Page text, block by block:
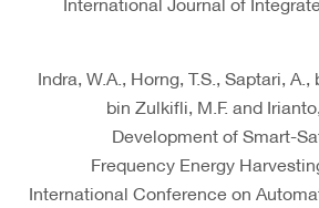
Indra, W.A., Horng, T.S., Saptari,
bin Zulkifli, M.F. and
Development of Smart-
Frequency Energy
International Conference on